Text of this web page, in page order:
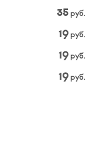
35руб.
19руб.
19руб.
19руб.